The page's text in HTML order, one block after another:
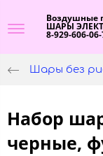
Воздушные
ШАРЫ
8-929-606-06-
Шары без
Набор
черные,